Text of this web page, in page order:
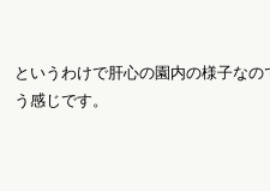
というわけで肝心の園内の様子な
う感じです。